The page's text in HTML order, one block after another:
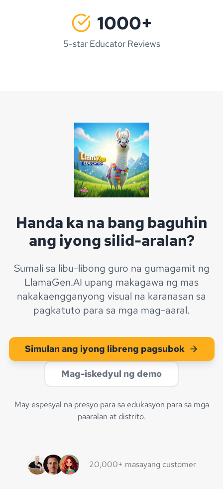
1000+
5-star Educator Reviews
Handa ka na bang baguhin
ang iyong silid-aralan?
Sumali sa libu-libong guro na gumagamit ng
LlamaGen.AI upang makagawa ng mas
nakakaengganyong visual na karanasan sa
pagkatuto para sa mga mag-aaral.
Simulan ang iyong libreng pagsubok
Mag-iskedyul ng demo
May espesyal na presyo para sa edukasyon para sa mga
paaralan at distrito.
20,000+ masayang customer